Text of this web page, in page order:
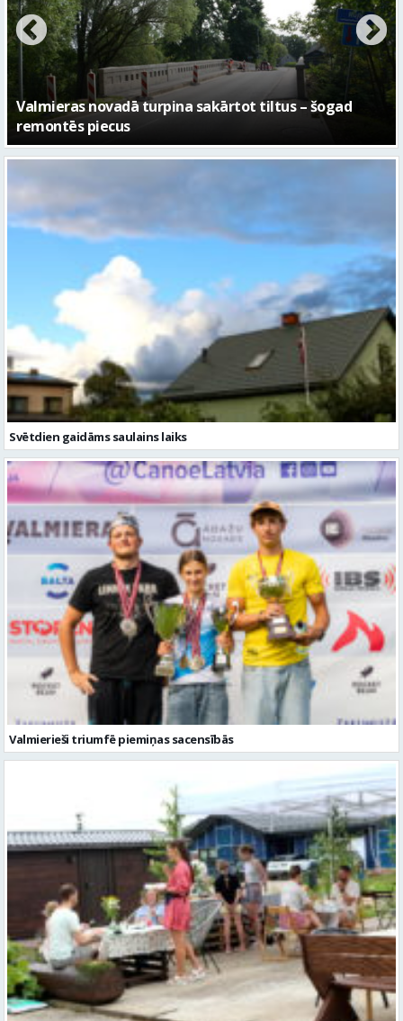
No pagaidu teātra līdz laikmetīgās kultūras centram
– kā attīstīsies “Kurtuve”
Svētdien gaidāms saulains laiks
Valmierieši triumfē piemiņas sacensībās